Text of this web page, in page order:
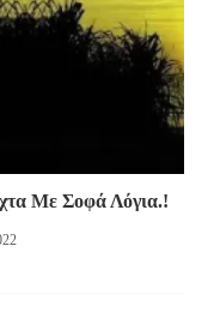
Με Σοφά Λόγια.!